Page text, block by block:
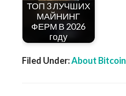
ТОП 3 ЛУЧШИХ
МАЙНИНГ
ФЕРМ В 2026
году
Filed Under:About Bitcoin